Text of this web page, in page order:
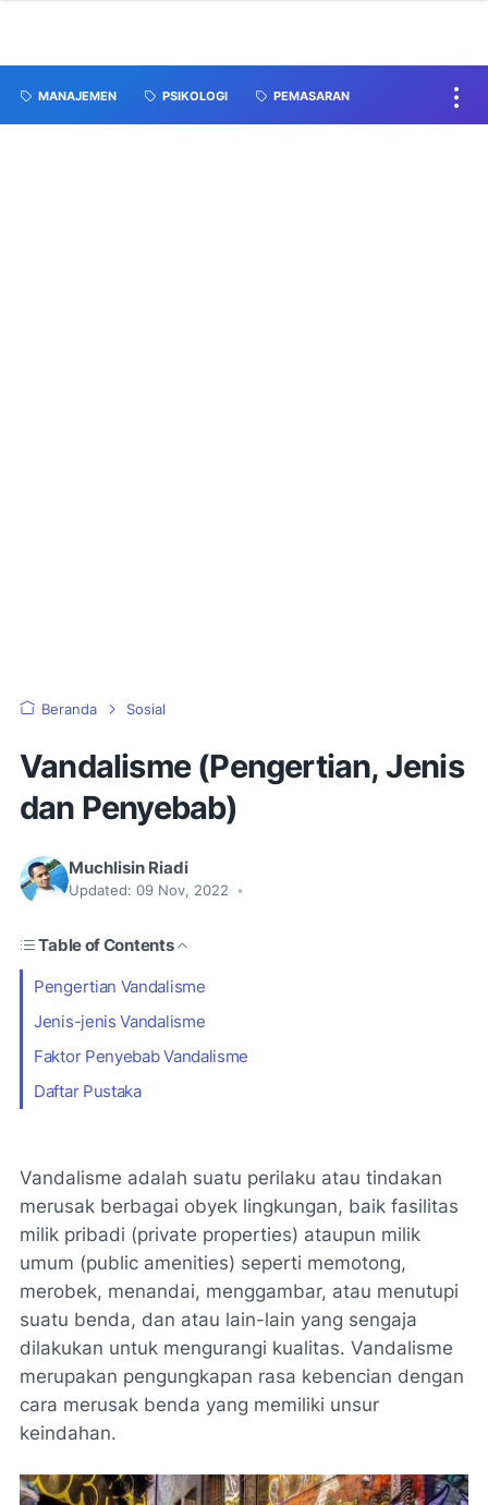
MANAJEMEN PSIKOLOGI PEMASARAN
Beranda Sosial
Vandalisme (Pengertian, Jenis
dan Penyebab)
Muchlisin Riadi
Updated: 09 Nov, 2022 •
Table of Contents
Pengertian Vandalisme
Jenis-jenis Vandalisme
Faktor Penyebab Vandalisme
Daftar Pustaka
Vandalisme adalah suatu perilaku atau tindakan
merusak berbagai obyek lingkungan, baik fasilitas
milik pribadi (private properties) ataupun milik
umum (public amenities) seperti memotong,
merobek, menandai, menggambar, atau menutupi
suatu benda, dan atau lain-lain yang sengaja
dilakukan untuk mengurangi kualitas. Vandalisme
merupakan pengungkapan rasa kebencian dengan
cara merusak benda yang memiliki unsur
keindahan.